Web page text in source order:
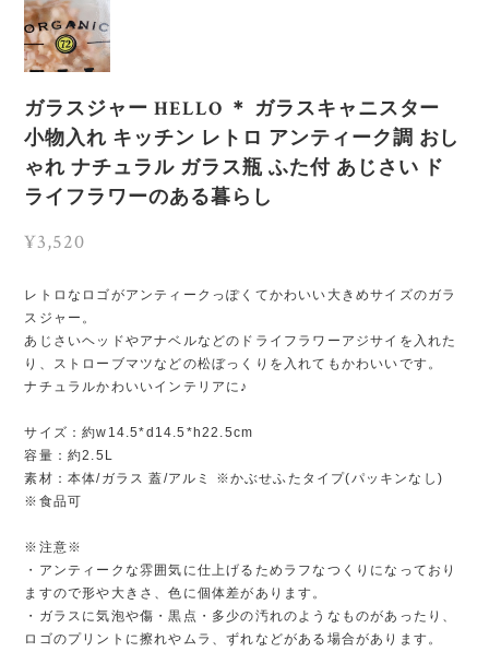
ガラスジャー HELLO ＊ ガラスキャニスター
小物入れ キッチン レトロ アンティーク調 おし
ゃれ ナチュラル ガラス瓶 ふた付 あじさい ド
ライフラワーのある暮らし
¥3,520
レトロなロゴがアンティークっぽくてかわいい大きめサイズのガラ
スジャー。
あじさいヘッドやアナベルなどのドライフラワーアジサイを入れた
り、ストローブマツなどの松ぼっくりを入れてもかわいいです。
ナチュラルかわいいインテリアに♪
サイズ：約w14.5*d14.5*h22.5cm
容量：約2.5L
素材：本体/ガラス 蓋/アルミ ※かぶせふたタイプ(パッキンなし)
※食品可
※注意※
・アンティークな雰囲気に仕上げるためラフなつくりになっており
ますので形や大きさ、色に個体差があります。
・ガラスに気泡や傷・黒点・多少の汚れのようなものがあったり、
ロゴのプリントに擦れやムラ、ずれなどがある場合があります。